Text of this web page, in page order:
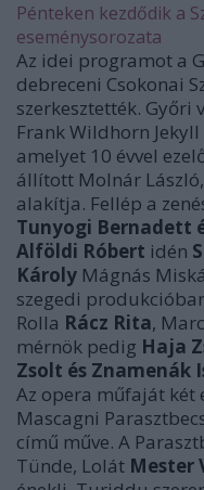
Pénteken kezdődik a
eseménysorozata
Az idei programot a
debreceni Csokonai
szerkesztették.
Frank Wildhorn
amelyet 10 évvel
állított Molnár
alakítja. Fellép a
Tunyogi Bernadett
Alföldi Róbert idén
Károly Mágnás
szegedi
Rolla Rácz Rita,
mérnök pedig Haja
Zsolt és Znamenák
Az opera műfaját két
Mascagni
című műve. A
Tünde, Lolát Mester